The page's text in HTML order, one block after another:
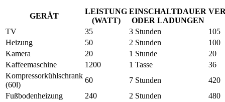
GERÄT
LEISTUNG
(WATT)
EINSCHALTDAUER
ODER LADUNGEN
TV 35 3 Stunden
105
Heizung
50 2 Stunden
100
Kamera
20 1 Stunde
20
Kaffeemaschine
1200 1 Tasse
36
Kompressorkühlschrank
(60l)
60 7 Stunden
420
Fußbodenheizung
240 2 Stunden
480